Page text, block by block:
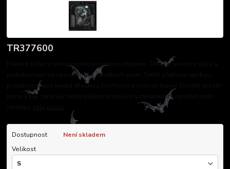
TR377600
Pánské tričko s velmi profesionálním potiskem. Textilie je velmi stálá a
nedeformuje se i po několika desítkách praní. Totéž platí pro aplikaci
potiskem, která vyniká dlouhou životností a stálostí barev. Dvojité prošití
lemu a švů zaručuje velmi příjemné nošení s minimálním opotřebením
Dostupnost
Není skladem
Velikost